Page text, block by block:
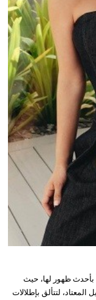
بأحدث ظهور لها، حيث
لتتألق بإطلالات